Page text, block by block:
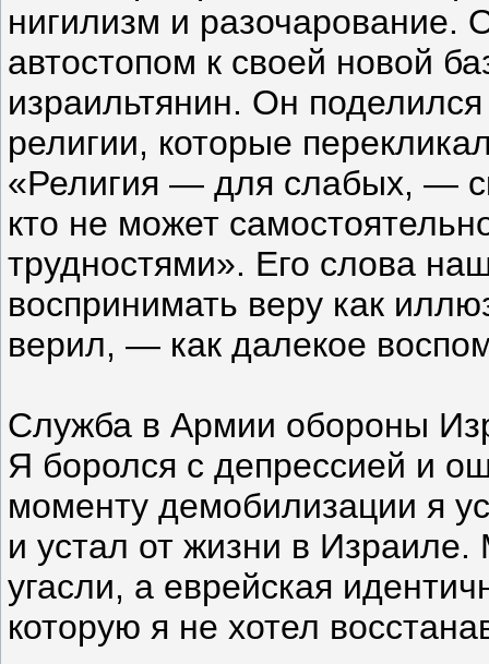
нигилизм и разочарование.
автостопом к своей новой
израильтянин. Он
религии, которые
«Религия — для слабых, —
кто не может
трудностями». Его слова
воспринимать веру как
верил, — как далекое
Служба в Армии обороны
Я боролся с депрессией и
моменту демобилизации я
и устал от жизни в
угасли, а еврейская
которую я не хотел